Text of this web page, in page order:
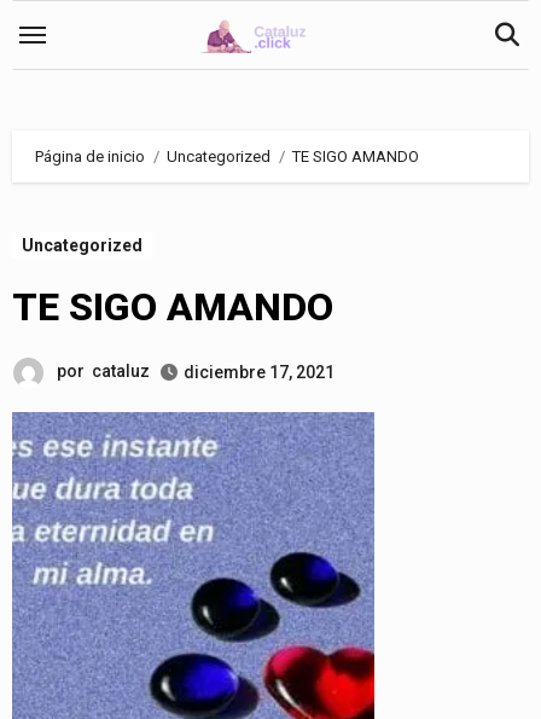
Página de inicio Uncategorized TE SIGO AMANDO
Uncategorized
TE SIGO AMANDO
por cataluz diciembre 17, 2021